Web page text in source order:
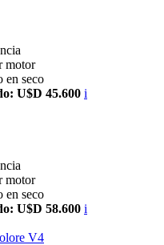
motor
en seco
U$D 45.600 i
motor
en seco
U$D 58.600 i
V4